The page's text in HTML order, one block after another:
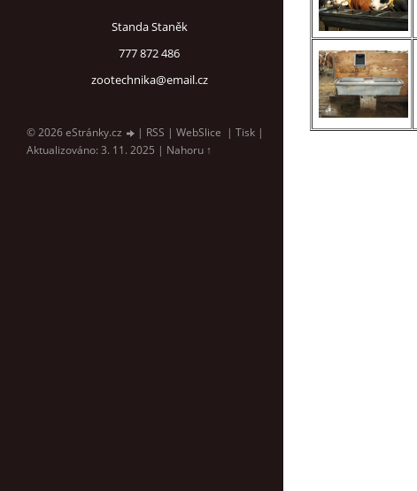
Standa Staněk
777 872 486
zootechnika@email.cz
© 2026 eStránky.cz | RSS | WebSlice | Tisk |
Aktualizováno: 3. 11. 2025 | Nahoru ↑